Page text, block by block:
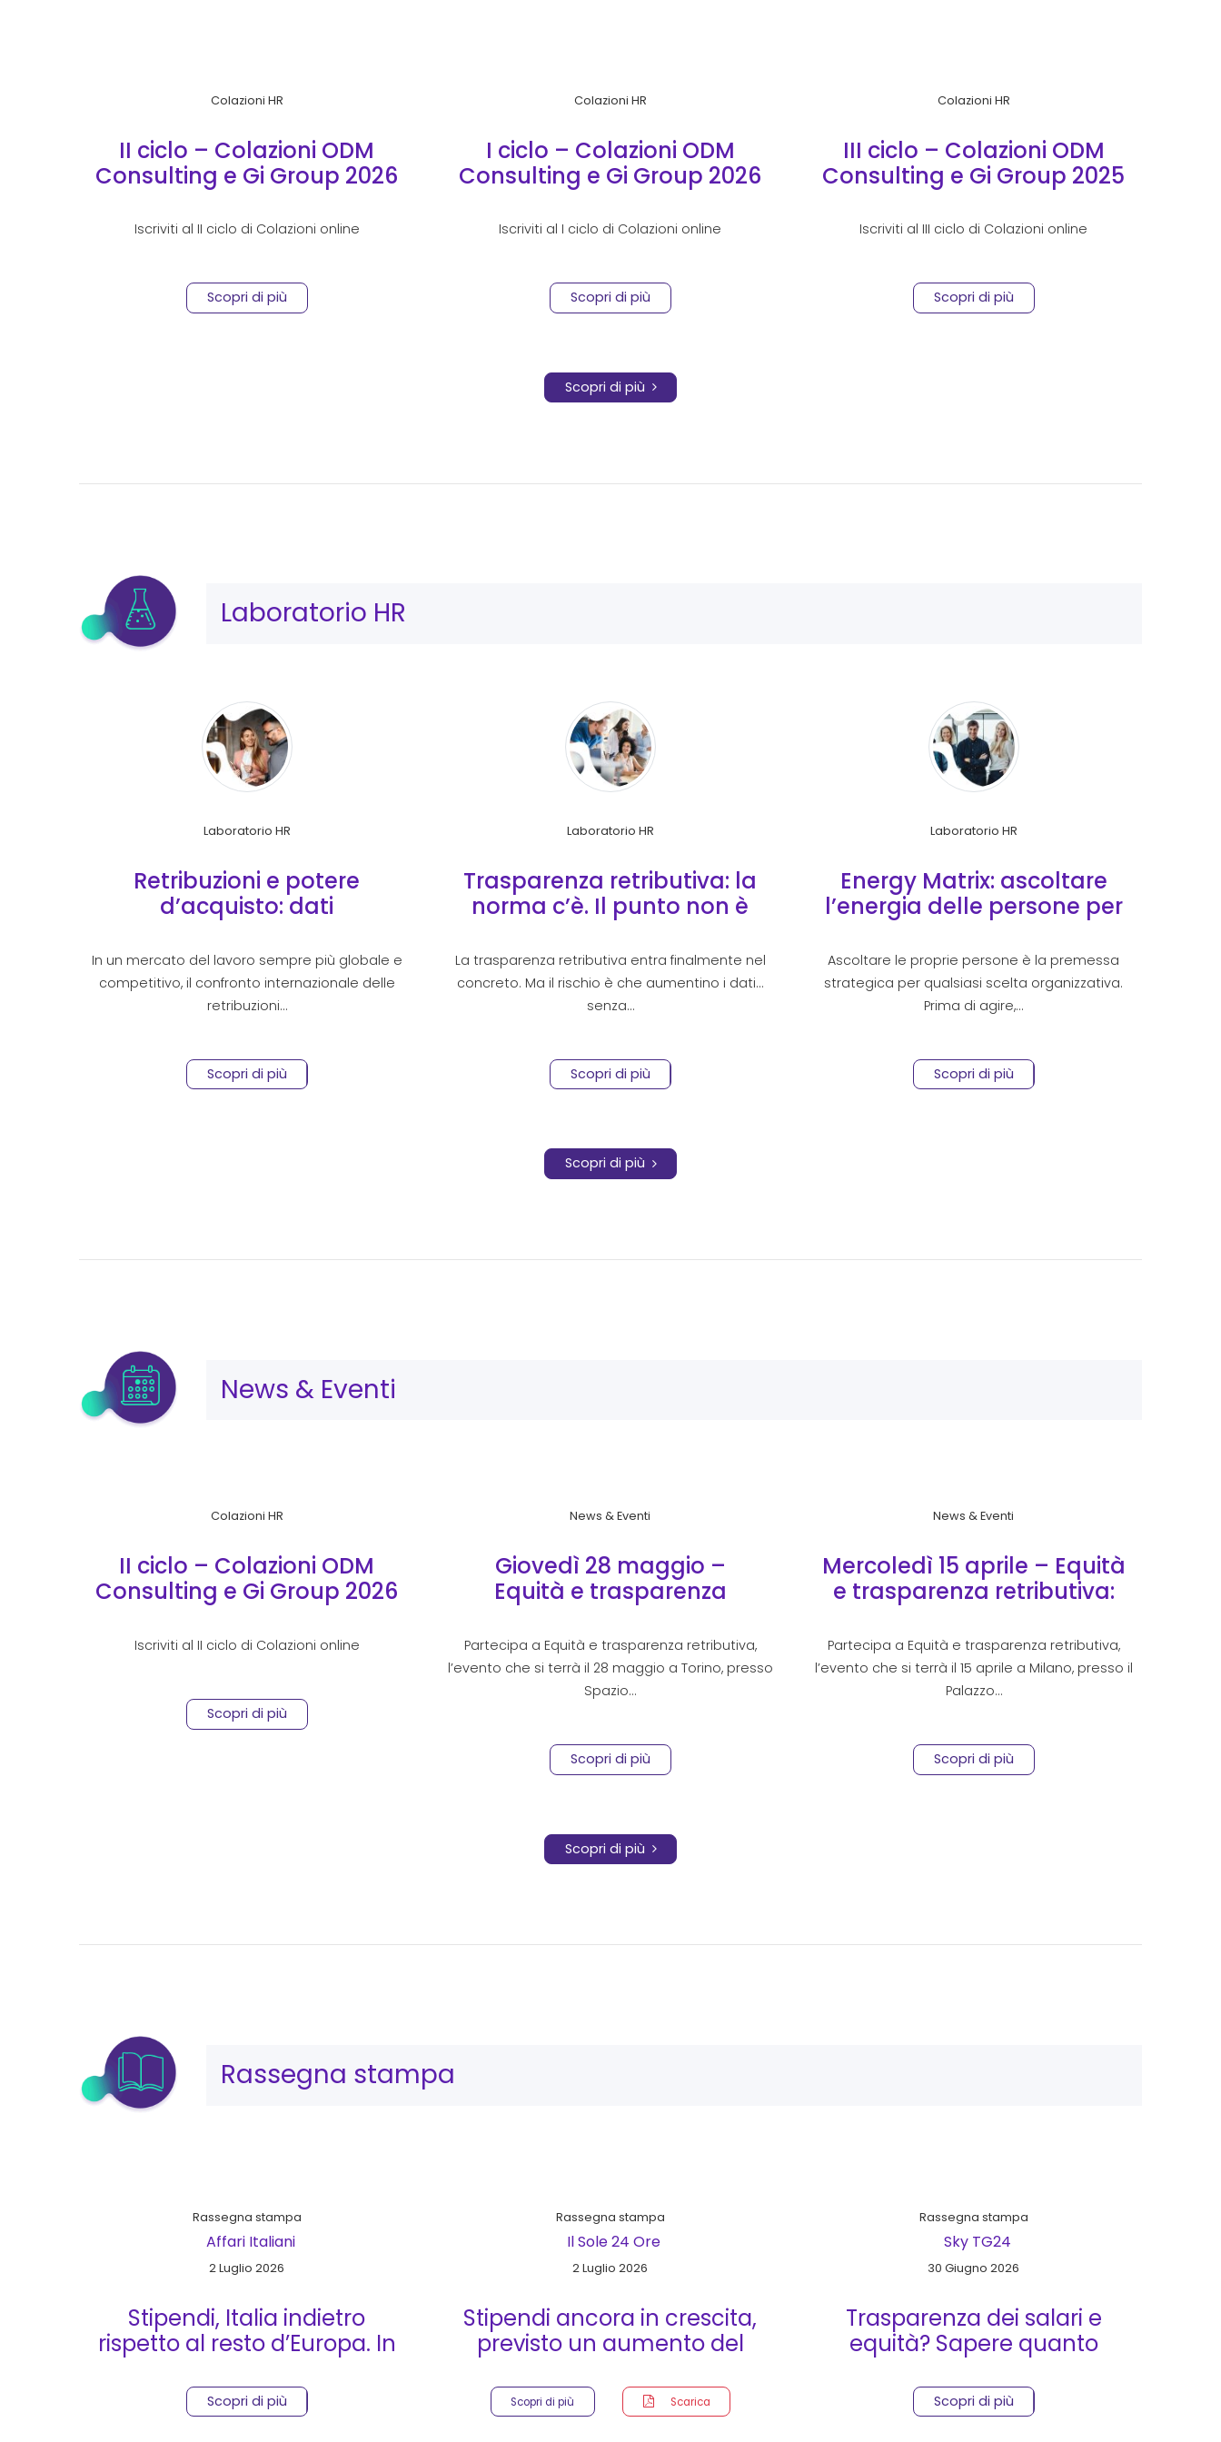
Colazioni HR
II ciclo – Colazioni ODM
Consulting e Gi Group 2026
Iscriviti al II ciclo di Colazioni online
Scopri di più
Colazioni HR
I ciclo – Colazioni ODM
Consulting e Gi Group 2026
Iscriviti al I ciclo di Colazioni online
Scopri di più
Colazioni HR
III ciclo – Colazioni ODM
Consulting e Gi Group 2025
Iscriviti al III ciclo di Colazioni online
Scopri di più
Scopri di più
Laboratorio HR
Laboratorio HR
Retribuzioni e potere
d’acquisto: dati
italiano
In un mercato del lavoro sempre più globale e
competitivo, il confronto internazionale delle
retribuzioni…
Scopri di più
Laboratorio HR
Trasparenza retributiva: la
norma c’è. Il punto non è
spiegare.
La trasparenza retributiva entra finalmente nel
concreto. Ma il rischio è che aumentino i dati…
senza…
Scopri di più
Laboratorio HR
Energy Matrix: ascoltare
l’energia delle persone per
organizzativo
Ascoltare le proprie persone è la premessa
strategica per qualsiasi scelta organizzativa.
Prima di agire,…
Scopri di più
Scopri di più
News & Eventi
Colazioni HR
II ciclo – Colazioni ODM
Consulting e Gi Group 2026
Iscriviti al II ciclo di Colazioni online
Scopri di più
News & Eventi
Giovedì 28 maggio –
Equità e trasparenza
per le aziende
Partecipa a Equità e trasparenza retributiva,
l’evento che si terrà il 28 maggio a Torino, presso
Spazio…
Scopri di più
News & Eventi
Mercoledì 15 aprile – Equità
e trasparenza retributiva:
la people strategy
Partecipa a Equità e trasparenza retributiva,
l’evento che si terrà il 15 aprile a Milano, presso il
Palazzo…
Scopri di più
Scopri di più
Rassegna stampa
Rassegna stampa
Affari Italiani
2 Luglio 2026
Stipendi, Italia indietro
rispetto al resto d’Europa. In
si guadagna il triplo
Scopri di più
Rassegna stampa
Il Sole 24 Ore
2 Luglio 2026
Stipendi ancora in crescita,
previsto un aumento del
Scopri di più Scarica
Rassegna stampa
Sky TG24
30 Giugno 2026
Trasparenza dei salari e
equità? Sapere quanto
Scopri di più